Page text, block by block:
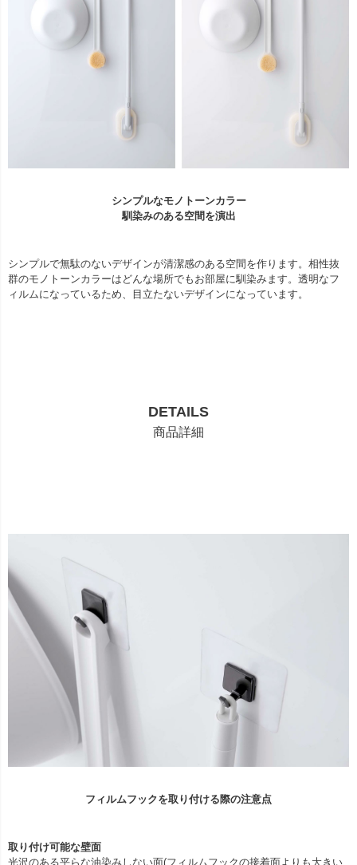
シンプルなモノトーンカラー
馴染みのある空間を演出
シンプルで無駄のないデザインが清潔感のある空間を作ります。相性抜
群のモノトーンカラーはどんな場所でもお部屋に馴染みます。透明なフ
ィルムになっているため、目立たないデザインになっています。
DETAILS
商品詳細
フィルムフックを取り付ける際の注意点
取り付け可能な壁面
光沢のある平らな油染みしない面(フィルムフックの接着面よりも大きい